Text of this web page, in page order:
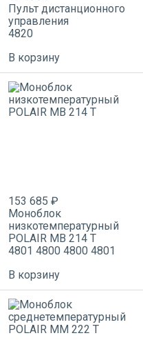
Пульт дистанционного
управления
4820
В корзину
153 685 ₽
Моноблок
низкотемпературный
POLAIR MВ 214 T
4801 4800 4800 4801
В корзину